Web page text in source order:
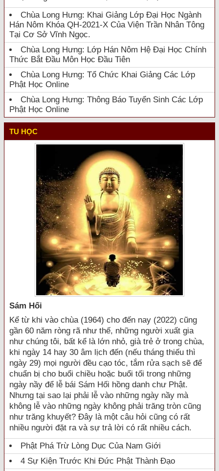
Chùa Long Hưng: Khai Giảng Lớp Đại Học Ngành
Hán Nôm Khóa QH-2021-X Của Viện Trần Nhân Tông
Tại Cơ Sở Vĩnh Ngọc.
Chùa Long Hưng: Lớp Hán Nôm Hệ Đại Học Chính
Thức Bắt Đầu Môn Học Đầu Tiên
Chùa Long Hưng: Tổ Chức Khai Giảng Các Lớp
Phật Học Online
Chùa Long Hưng: Thông Báo Tuyển Sinh Các Lớp
Phật Học Online
TU HỌC
Sám Hối
Kể từ khi vào chùa (1964) cho đến nay (2022) cũng
gần 60 năm ròng rã như thế, những người xuất gia
như chúng tôi, bất kể là lớn nhỏ, già trẻ ở trong chùa,
khi ngày 14 hay 30 âm lịch đến (nếu tháng thiếu thì
ngày 29) mọi người đều cạo tóc, tắm rửa sạch sẽ để
chuẩn bị cho buổi chiều hoặc buổi tối trong những
ngày nầy để lễ bái Sám Hối hồng danh chư Phật.
Nhưng tại sao lại phải lễ vào những ngày nầy mà
không lễ vào những ngày không phải trăng tròn cũng
như trăng khuyết? Đây là một câu hỏi cũng có rất
nhiều người đặt ra và sự trả lời có rất nhiều cách.
Phật Phá Trừ Lòng Dục Của Nam Giới
4 Sự Kiện Trước Khi Đức Phật Thành Đạo